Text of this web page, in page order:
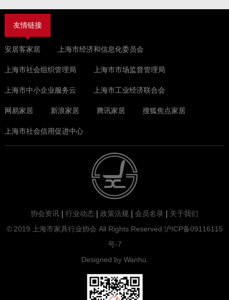
友情链接
安居客家居 上海市经济和信息化委员会
上海市社会组织管理局 上海市市场监督管理局
上海市中小企业服务云 上海市工业经济联合会
网易家居 新浪家居 腾讯家居 搜狐焦点家居
上海市社会信用促进中心
协会资讯 行业动态 政策法规 会员名录
关于我们
© 2019 上海市家具行业协会 All Rights Reserved 沪ICP备09116115
号-7
Designed by Wanhu.